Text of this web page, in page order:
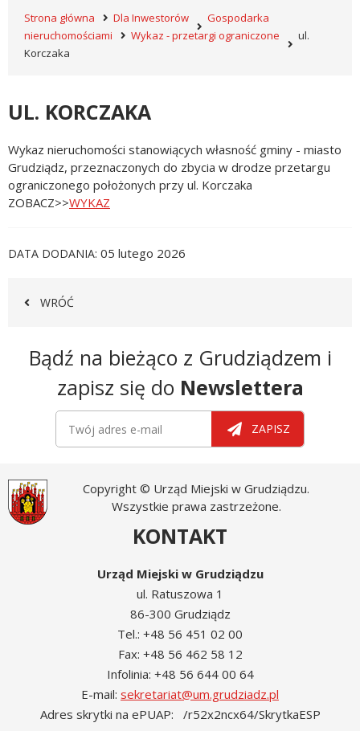
Strona główna Dla Inwestorów
Gospodarka
nieruchomościami
Wykaz - przetargi ograniczone
ul.
Korczaka
UL. KORCZAKA
Wykaz nieruchomości stanowiących własność gminy - miasto
Grudziądz, przeznaczonych do zbycia w drodze przetargu
ograniczonego położonych przy ul. Korczaka
ZOBACZ>>WYKAZ
DATA DODANIA 05 lutego 2026
WRÓĆ
Newsletter
Bądź na bieżąco z Grudziądzem i
zapisz się do Newslettera
ZAPISZ
Copyright © Urząd Miejski w Grudziądzu.
Wszystkie prawa zastrzeżone.
KONTAKT
Urząd Miejski w Grudziądzu
ul. Ratuszowa 1
86-300 Grudziądz
Tel.: +48 56 451 02 00
Fax: +48 56 462 58 12
Infolinia: +48 56 644 00 64
E-mail: sekretariat@um.grudziadz.pl
Adres skrytki na ePUAP: /r52x2ncx64/SkrytkaESP